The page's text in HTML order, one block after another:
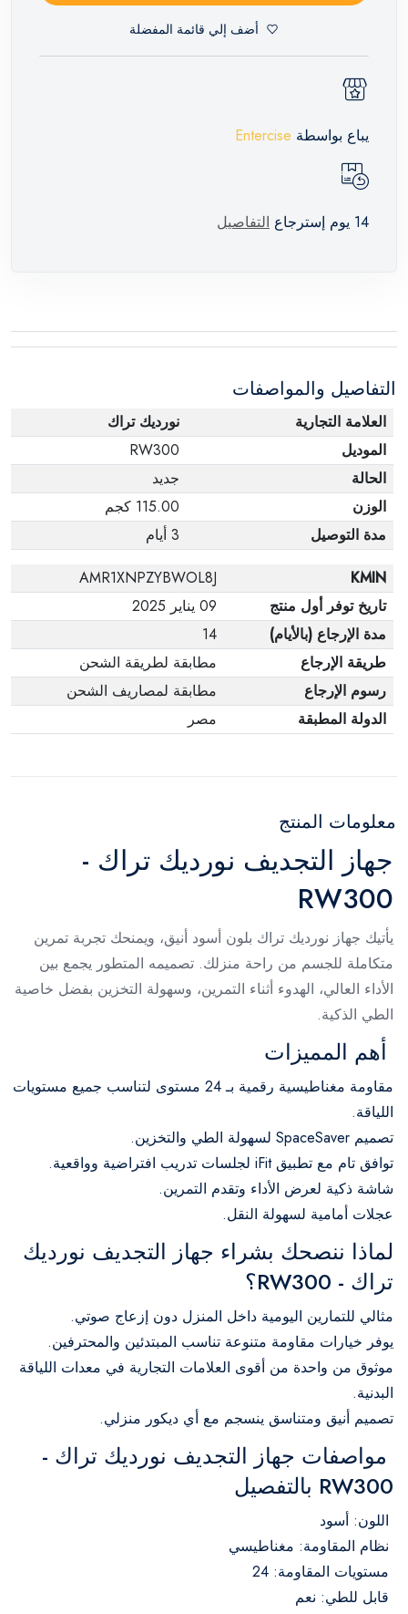
أضف إلي قائمة المفضلة
يباع بواسطة Entercise
14 يوم إسترجاع التفاصيل
التفاصيل والمواصفات
العلامة التجارية
نورديك تراك
الموديل
RW300
الحالة
جديد
الوزن
115.00 كجم
مدة التوصيل
3 أيام
KMIN
AMR1XNPZYBWOL8J
تاريخ توفر أول منتج
09 يناير 2025
مدة الإرجاع (بالأيام)
14
طريقة الإرجاع
مطابقة لطريقة الشحن
رسوم الإرجاع
مطابقة لمصاريف الشحن
الدولة المطبقة
مصر
معلومات المنتج
جهاز التجديف نورديك تراك -
RW300
يأتيك جهاز نورديك تراك بلون أسود أنيق، ويمنحك تجربة تمرين
متكاملة للجسم من راحة منزلك. تصميمه المتطور يجمع بين
الأداء العالي، الهدوء أثناء التمرين، وسهولة التخزين بفضل خاصية
الطي الذكية.
أهم المميزات
مقاومة مغناطيسية رقمية بـ 24 مستوى لتناسب جميع مستويات
اللياقة.
تصميم SpaceSaver لسهولة الطي والتخزين.
توافق تام مع تطبيق iFit لجلسات تدريب افتراضية وواقعية.
شاشة ذكية لعرض الأداء وتقدم التمرين.
عجلات أمامية لسهولة النقل.
لماذا ننصحك بشراء جهاز التجديف نورديك
تراك - RW300؟
مثالي للتمارين اليومية داخل المنزل دون إزعاج صوتي.
يوفر خيارات مقاومة متنوعة تناسب المبتدئين والمحترفين.
موثوق من واحدة من أقوى العلامات التجارية في معدات اللياقة
البدنية.
تصميم أنيق ومتناسق ينسجم مع أي ديكور منزلي.
مواصفات جهاز التجديف نورديك تراك -
RW300 بالتفصيل
اللون: أسود
نظام المقاومة: مغناطيسي
مستويات المقاومة: 24
قابل للطي: نعم